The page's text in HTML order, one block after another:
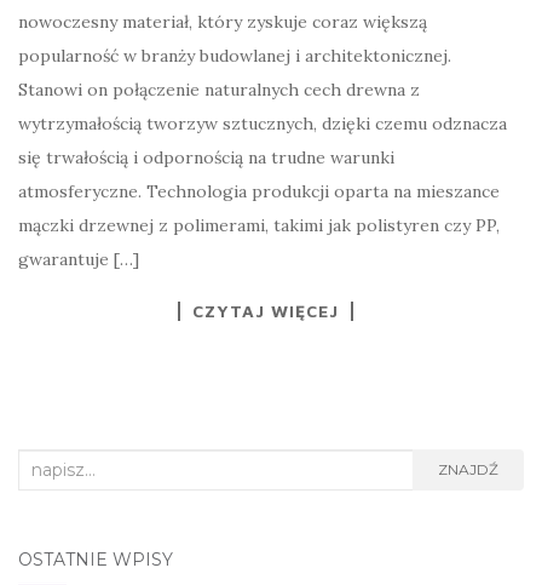
nowoczesny materiał, który zyskuje coraz większą
popularność w branży budowlanej i architektonicznej.
Stanowi on połączenie naturalnych cech drewna z
wytrzymałością tworzyw sztucznych, dzięki czemu odznacza
się trwałością i odpornością na trudne warunki
atmosferyczne. Technologia produkcji oparta na mieszance
mączki drzewnej z polimerami, takimi jak polistyren czy PP,
gwarantuje […]
CZYTAJ WIĘCEJ
Search
ZNAJDŹ
OSTATNIE WPISY